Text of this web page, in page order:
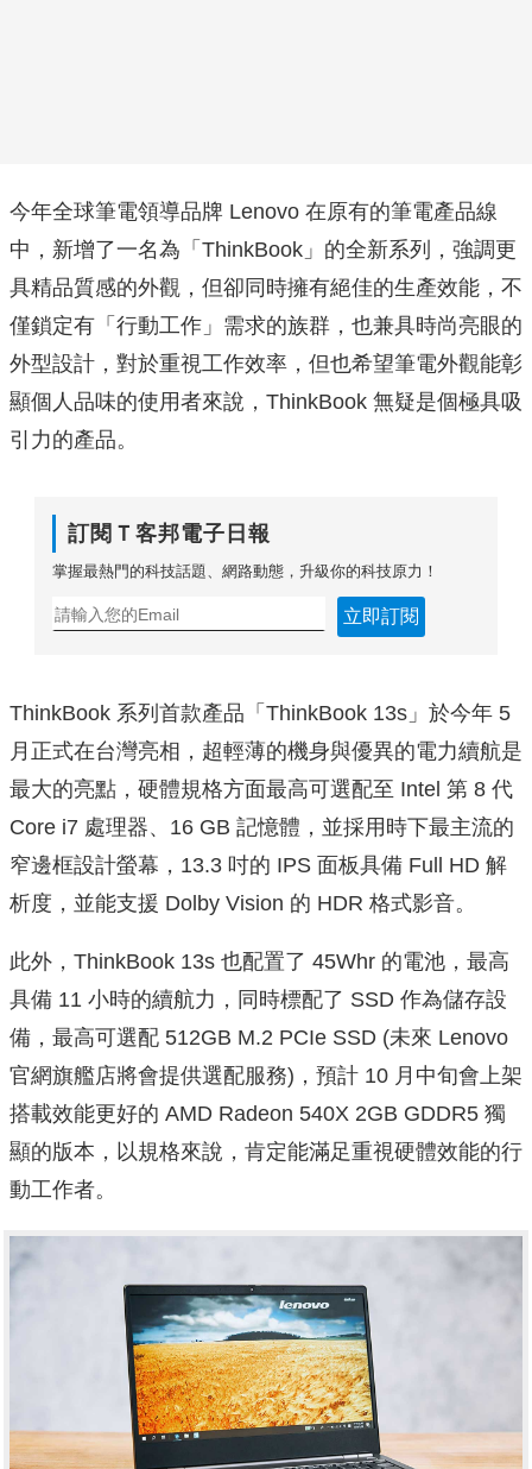
今年全球筆電領導品牌 Lenovo 在原有的筆電產品線
中，新增了一名為「ThinkBook」的全新系列，強調更
具精品質感的外觀，但卻同時擁有絕佳的生產效能，不
僅鎖定有「行動工作」需求的族群，也兼具時尚亮眼的
外型設計，對於重視工作效率，但也希望筆電外觀能彰
顯個人品味的使用者來說，ThinkBook 無疑是個極具吸
引力的產品。
訂閱Ｔ客邦電子日報
掌握最熱門的科技話題、網路動態，升級你的科技原力！
立即訂閱
ThinkBook 系列首款產品「ThinkBook 13s」於今年 5
月正式在台灣亮相，超輕薄的機身與優異的電力續航是
最大的亮點，硬體規格方面最高可選配至 Intel 第 8 代
Core i7 處理器、16 GB 記憶體，並採用時下最主流的
窄邊框設計螢幕，13.3 吋的 IPS 面板具備 Full HD 解
析度，並能支援 Dolby Vision 的 HDR 格式影音。
此外，ThinkBook 13s 也配置了 45Whr 的電池，最高
具備 11 小時的續航力，同時標配了 SSD 作為儲存設
備，最高可選配 512GB M.2 PCIe SSD (未來 Lenovo
官網旗艦店將會提供選配服務)，預計 10 月中旬會上架
搭載效能更好的 AMD Radeon 540X 2GB GDDR5 獨
顯的版本，以規格來說，肯定能滿足重視硬體效能的行
動工作者。